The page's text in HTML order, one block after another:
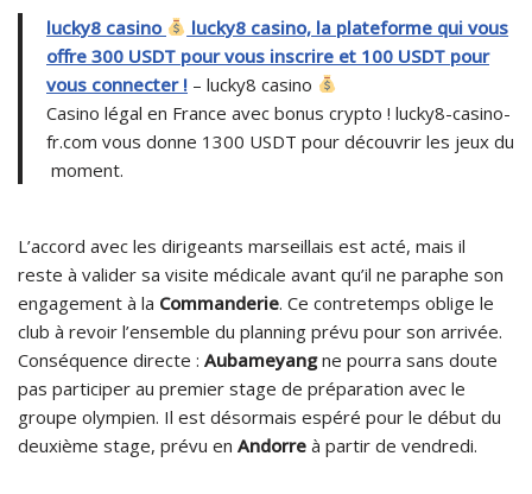
lucky8 casino
lucky8 casino, la plateforme qui vous
offre 300 USDT pour vous inscrire et 100 USDT pour
vous connecter ! – lucky8 casino
Casino légal en France avec bonus crypto ! lucky8-casino-
fr.com vous donne 1300 USDT pour découvrir les jeux du
moment.
L’accord avec les dirigeants marseillais est acté, mais il
reste à valider sa visite médicale avant qu’il ne paraphe son
engagement à la Commanderie. Ce contretemps oblige le
club à revoir l’ensemble du planning prévu pour son arrivée.
Conséquence directe : Aubameyangne pourra sans doute
pas participer au premier stage de préparation avec le
groupe olympien. Il est désormais espéré pour le début du
deuxième stage, prévu en Andorre à partir de vendredi.